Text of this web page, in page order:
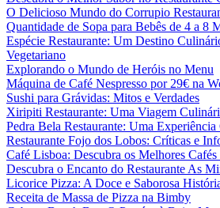
O Delicioso Mundo do Corrupio
Quantidade de Sopa para Bebês de 4 a 8
Espécie Restaurante: Um Destino
Vegetariano
Explorando o Mundo de Heróis no Menu
Máquina de Café Nespresso por 29€ na
Sushi para Grávidas: Mitos e Verdades
Xiripiti Restaurante: Uma Viagem
Pedra Bela Restaurante: Uma
Restaurante Fojo dos Lobos: Críticas e
Café Lisboa: Descubra os Melhores
Descubra o Encanto do Restaurante As
Licorice Pizza: A Doce e Saborosa
Receita de Massa de Pizza na Bimby